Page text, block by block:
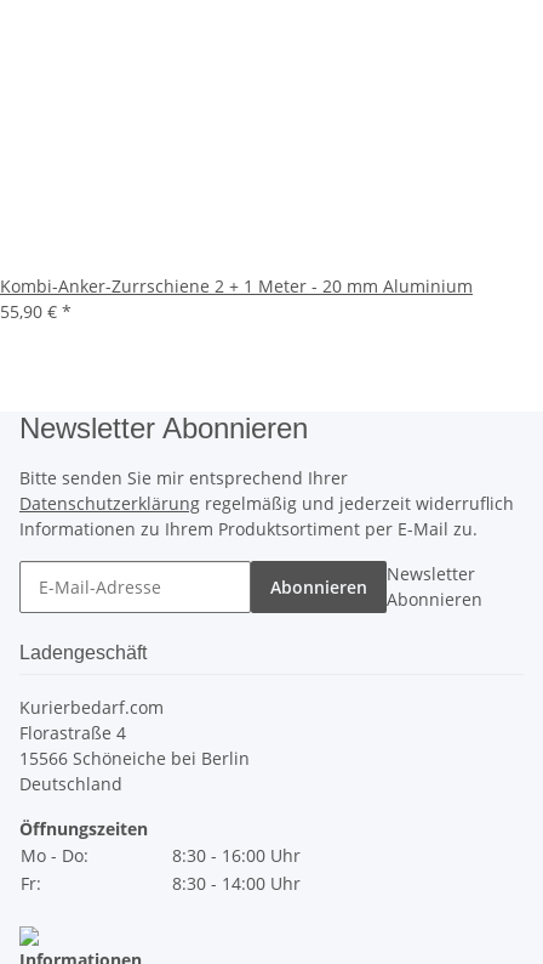
Kombi-Anker-Zurrschiene 2 + 1 Meter - 20 mm Aluminium
55,90 € *
Newsletter Abonnieren
Bitte senden Sie mir entsprechend Ihrer
Datenschutzerklärung regelmäßig und jederzeit widerruflich
Informationen zu Ihrem Produktsortiment per E-Mail zu.
Abonnieren
Newsletter
Abonnieren
Ladengeschäft
Kurierbedarf.com
Florastraße 4
15566 Schöneiche bei Berlin
Deutschland
Öffnungszeiten
Mo - Do:
8:30 - 16:00 Uhr
Fr:
8:30 - 14:00 Uhr